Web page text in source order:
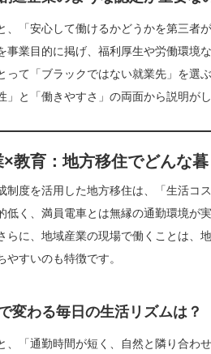
、「安心して働けるかどうかを第三者
事業目的に掲げ、福利厚生や労働環境
って「ブラックではない就業先」を選
」と「働きやすさ」の両面から説明が
教育：地方移住でどんな
制度を活用した地方移住は、「生活コ
低く、満員電車とは無縁の通勤環境が
らに、地域産業の現場で働くことは、
やすいのも特徴です。
変わる毎日の生活リズムは？
、「通勤時間が短く、自然と隣り合わ